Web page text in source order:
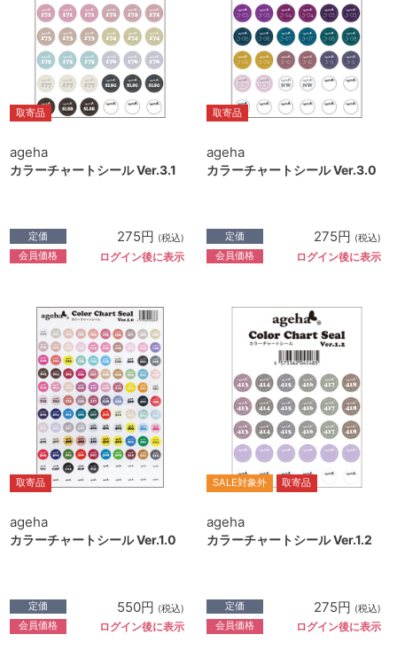
取寄品
ageha
カラーチャートシール Ver.3.1
定価 275円 (税込)
会員価格 ログイン後に表示
取寄品
ageha
カラーチャートシール Ver.3.0
定価 275円 (税込)
会員価格 ログイン後に表示
取寄品
ageha
カラーチャートシール Ver.1.0
定価 550円 (税込)
会員価格 ログイン後に表示
SALE対象外 取寄品
ageha
カラーチャートシール Ver.1.2
定価 275円 (税込)
会員価格 ログイン後に表示